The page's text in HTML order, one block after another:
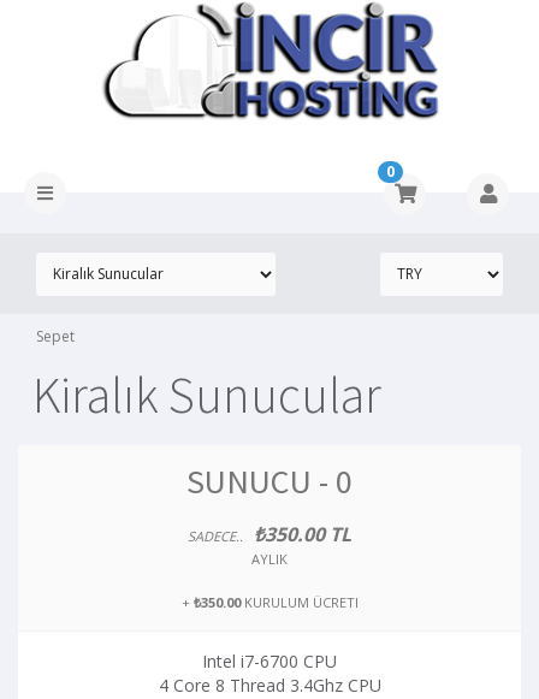
0
Sepet
Kiralık Sunucular
SUNUCU - 0
SADECE.. ₺350.00 TL
AYLIK
+ ₺350.00KURULUM ÜCRETI
Intel i7-6700 CPU
4 Core 8 Thread 3.4Ghz CPU